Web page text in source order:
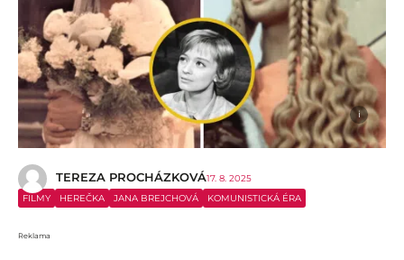
i
TEREZA PROCHÁZKOVÁ17. 8. 2025
FILMY
HEREČKA JANA BREJCHOVÁ KOMUNISTICKÁ ÉRA
Reklama